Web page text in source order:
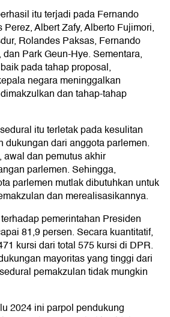
itu terjadi pada Fernando
Albert Zafy, Alberto Fujimori,
Rolandes Paksas, Fernando
Park Geun-Hye. Sementara,
pada tahap proposal,
negara meninggalkan
dan tahap-tahap
itu terletak pada kesulitan
dukungan dari anggota parlemen.
dan pemutus akhir
parlemen. Sehingga,
parlemen mutlak dibutuhkan untuk
dan merealisasikannya.
pemerintahan Presiden
81,9 persen. Secara kuantitatif,
kursi dari total 575 kursi di DPR.
mayoritas yang tinggi dari
pemakzulan tidak mungkin
2024 ini parpol pendukung